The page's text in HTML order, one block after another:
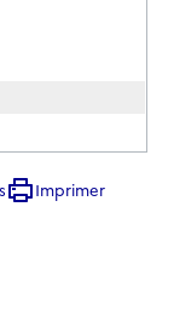
Imprimer